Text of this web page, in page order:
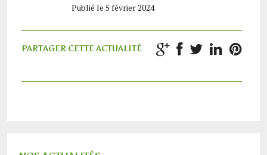
Publié le 5 février 2024
PARTAGER CETTE ACTUALITÉ